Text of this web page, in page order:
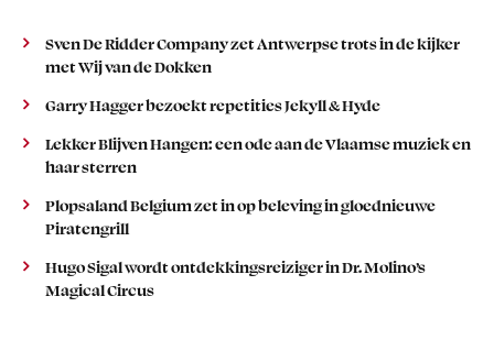
Sven De Ridder Company zet Antwerpse trots in de kijker
met Wij van de Dokken
Garry Hagger bezoekt repetities Jekyll & Hyde
Lekker Blijven Hangen: een ode aan de Vlaamse muziek en
haar sterren
Plopsaland Belgium zet in op beleving in gloednieuwe
Piratengrill
Hugo Sigal wordt ontdekkingsreiziger in Dr. Molino’s
Magical Circus